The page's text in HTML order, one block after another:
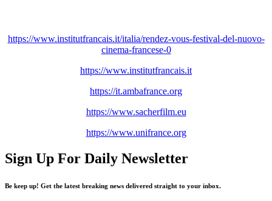
https://www.institutfrancais.it/italia/rendez-vous-festival-del-nuovo-
cinema-francese-0
https://www.institutfrancais.it
https://it.ambafrance.org
https://www.sacherfilm.eu
https://www.unifrance.org
Sign Up For Daily Newsletter
Be keep up! Get the latest breaking news delivered straight to your inbox.